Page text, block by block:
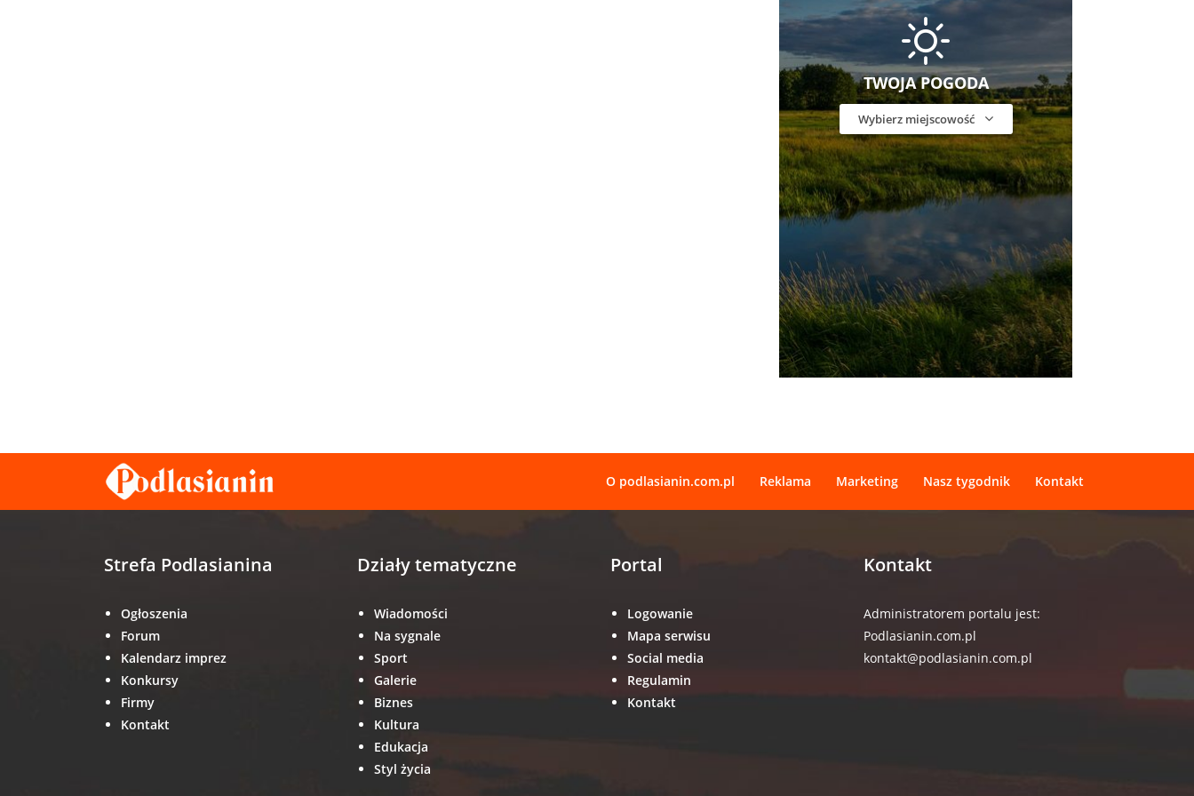
TWOJA POGODA
Wybierz miejscowość
O podlasianin.com.pl Reklama Marketing Nasz tygodnik Kontakt
Strefa Podlasianina
Ogłoszenia
Forum
Kalendarz imprez
Konkursy
Firmy
Kontakt
Działy tematyczne
Wiadomości
Na sygnale
Sport
Galerie
Biznes
Kultura
Edukacja
Styl życia
Portal
Logowanie
Mapa serwisu
Social media
Regulamin
Kontakt
Kontakt
Administratorem portalu jest:
Podlasianin.com.pl
kontakt@podlasianin.com.pl